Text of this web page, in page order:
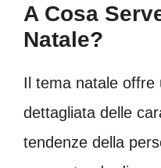
A Cosa
Natale?
Il tema natale offre
dettagliata delle
tendenze della